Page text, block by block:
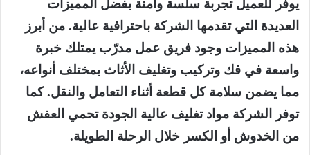
العديدة التي تقدمها الشركة باحترافية عالية. من أبرز
هذه المميزات وجود فريق عمل مدرّب يمتلك خبرة
واسعة في فك وتركيب وتغليف الأثاث بمختلف أنواعه،
مما يضمن سلامة كل قطعة أثناء التعامل والنقل. كما
توفر الشركة مواد تغليف عالية الجودة تحمي العفش
من الخدوش أو الكسر خلال الرحلة الطويلة.